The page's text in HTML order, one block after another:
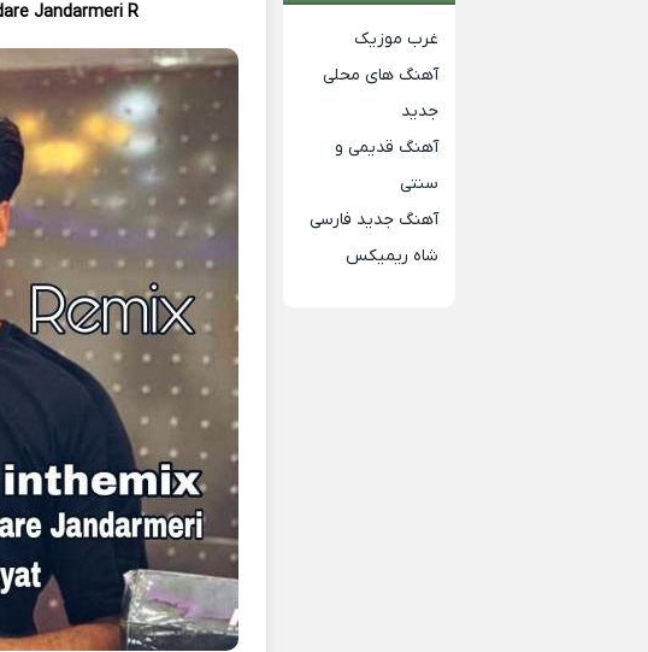
Jandarmeri R
غرب موزیک
آهنگ های محلی
جدید
آهنگ قدیمی و
سنتی
آهنگ جدید فارسی
شاه ریمیکس